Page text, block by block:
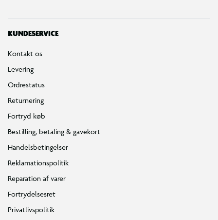
KUNDESERVICE
Kontakt os
Levering
Ordrestatus
Returnering
Fortryd køb
Bestilling, betaling & gavekort
Handelsbetingelser
Reklamationspolitik
Reparation af varer
Fortrydelsesret
Privatlivspolitik